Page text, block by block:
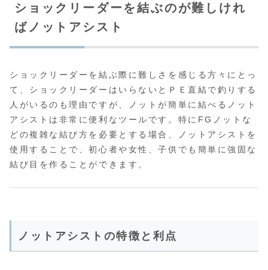
ショックリーダーを結ぶのが難しけれ
ばノットアシスト
ショックリーダーを結ぶ際に難しさを感じる方々にとっ
て、ショックリーダーはいらないとＰＥ直結で釣りする
人がいるのも理由ですが、ノットが簡単に結べるノット
アシストは非常に便利なツールです。特にFGノットな
どの複雑な結び方を必要とする場合、ノットアシストを
使用することで、初心者や女性、子供でも簡単に強固な
結び目を作ることができます。
ノットアシストの特徴と利点